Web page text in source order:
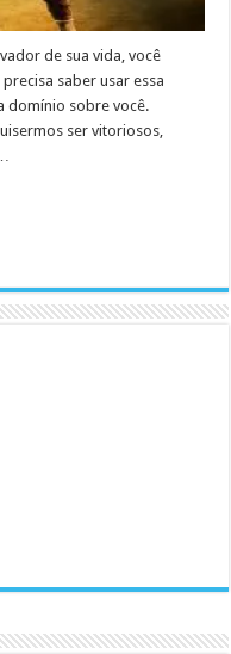
de sua vida, você
saber usar essa
domínio sobre você.
ser vitoriosos,